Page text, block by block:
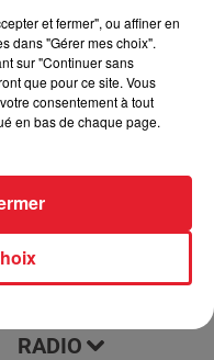
RADIO
et fermer", ou affiner en
dans "Gérer mes choix".
sur "Continuer sans
que pour ce site. Vous
consentement à tout
en bas de chaque page.